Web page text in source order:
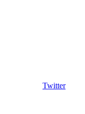
Twitter